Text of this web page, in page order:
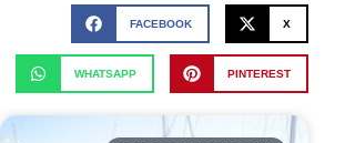
FACEBOOK X
WHATSAPP PINTEREST